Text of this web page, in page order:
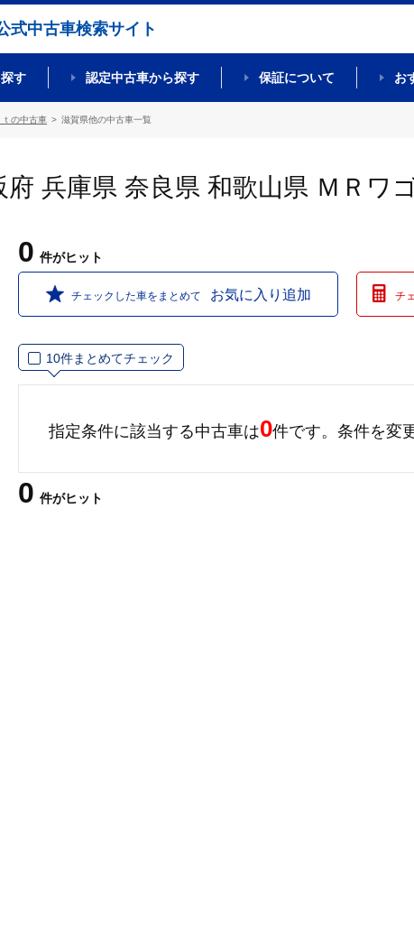
式中古車検索サイト
す 認定中古車から探す 保証について お
の中古車 滋賀県他の中古車一覧
兵庫県 奈良県 和歌山県 ＭＲワ
0 件がヒット
チェックした車をまとめて お気に入り追加 チ
10件まとめてチェック
指定条件に該当する中古車は0件です。 条件を変
0 件がヒット